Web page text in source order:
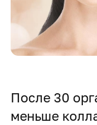
После 30
меньше